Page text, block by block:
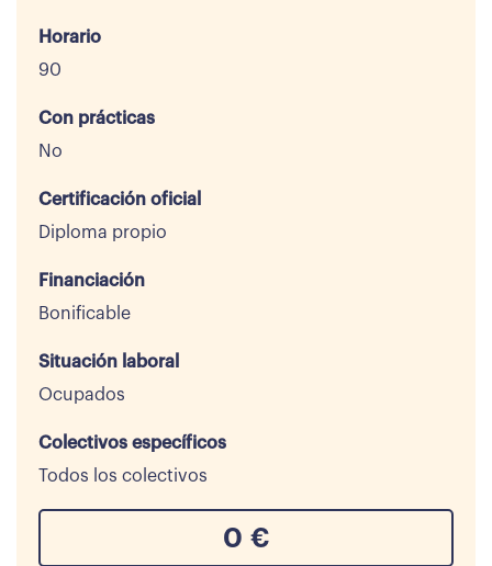
Horario
90
Con prácticas
No
Certificación oficial
Diploma propio
Financiación
Bonificable
Situación laboral
Ocupados
Colectivos específicos
Todos los colectivos
0 €